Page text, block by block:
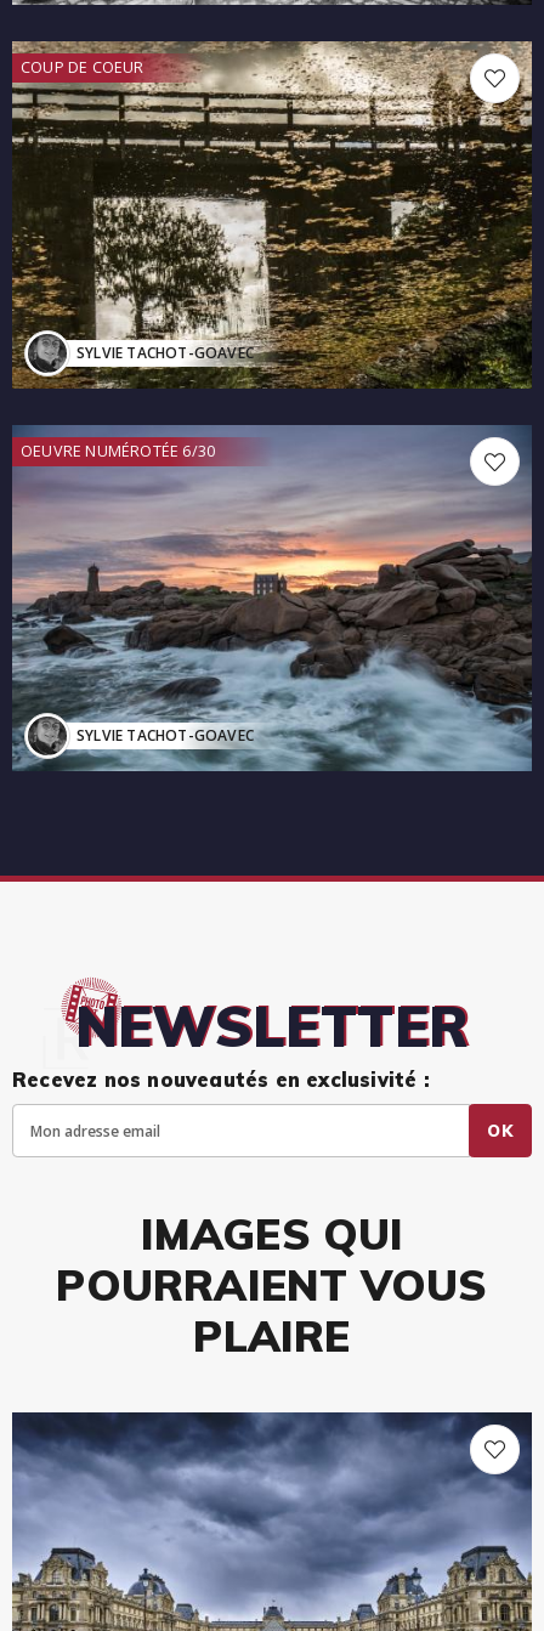
COUP DE COEUR
SYLVIE TACHOT-GOAVEC
OEUVRE NUMÉROTÉE 6/30
SYLVIE TACHOT-GOAVEC
NEWSLETTER
Recevez nos nouveautés en exclusivité :
OK
IMAGES QUI
POURRAIENT VOUS
PLAIRE